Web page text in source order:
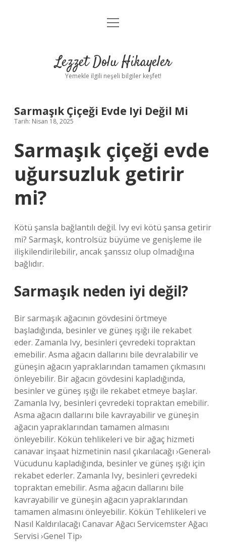
Anasayfa
Yasal Uyarı
menüyü
Lezzet Dolu Hikayeler
Yemekle ilgili neşeli bilgiler keşfet!
Sarmaşık Çiçeği Evde Iyi Değil Mi
Tarih: Nisan 18, 2025
Sarmaşık çiçeği evde
uğursuzluk getirir
mi?
Kötü şansla bağlantılı değil. Ivy evi kötü şansa getirir
mi? Sarmaşk, kontrolsüz büyüme ve genişleme ile
ilişkilendirilebilir, ancak şanssız olup olmadığına
bağlıdır.
Sarmaşık neden iyi değil?
Bir sarmaşık ağacının gövdesini örtmeye
başladığında, besinler ve güneş ışığı ile rekabet
eder. Zamanla Ivy, besinleri çevredeki topraktan
emebilir. Asma ağacın dallarını bile devralabilir ve
güneşin ağacın yapraklarından tamamen çıkmasını
önleyebilir. Bir ağacın gövdesini kapladığında,
besinler ve güneş ışığı ile rekabet etmeye başlar.
Zamanla Ivy, besinleri çevredeki topraktan emebilir.
Asma ağacın dallarını bile kavrayabilir ve güneşin
ağacın yapraklarından tamamen almasını
önleyebilir. Kökün tehlikeleri ve bir ağaç hizmeti
canavar inşaat hizmetinin nasıl çıkarılacağı ›General›
Vücudunu kapladığında, besinler ve güneş ışığı için
rekabet ederler. Zamanla Ivy, besinleri çevredeki
topraktan emebilir. Asma ağacın dallarını bile
kavrayabilir ve güneşin ağacın yapraklarından
tamamen almasını önleyebilir. Kökün Tehlikeleri ve
Nasıl Kaldırılacağı Canavar Ağacı Servicemster Ağacı
Servisi ›Genel Tip›